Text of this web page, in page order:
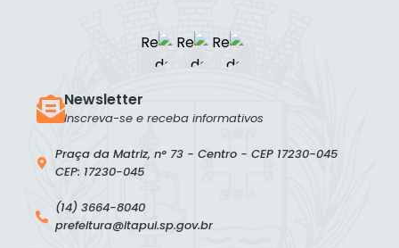
Praça da Matriz, n° 73 - Centro - CEP 17230-045
CEP: 17230-045
(14) 3664-8040
prefeitura@itapui.sp.gov.br
Newsletter
Inscreva-se e receba informativos